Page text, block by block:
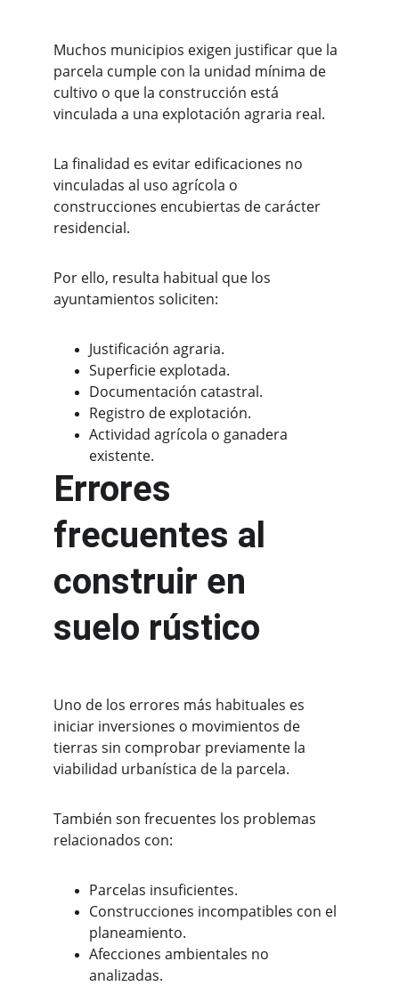
Muchos municipios exigen justificar que la
parcela cumple con la unidad mínima de
cultivo o que la construcción está
vinculada a una explotación agraria real.
La finalidad es evitar edificaciones no
vinculadas al uso agrícola o
construcciones encubiertas de carácter
residencial.
Por ello, resulta habitual que los
ayuntamientos soliciten:
Justificación agraria.
Superficie explotada.
Documentación catastral.
Registro de explotación.
Actividad agrícola o ganadera
existente.
Errores
frecuentes al
construir en
suelo rústico
Uno de los errores más habituales es
iniciar inversiones o movimientos de
tierras sin comprobar previamente la
viabilidad urbanística de la parcela.
También son frecuentes los problemas
relacionados con:
Parcelas insuficientes.
Construcciones incompatibles con el
planeamiento.
Afecciones ambientales no
analizadas.